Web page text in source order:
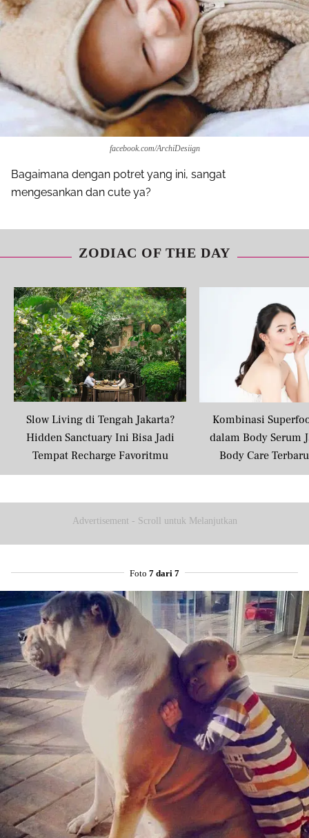
facebook.com/ArchiDesiign
Bagaimana dengan potret yang ini, sangat
mengesankan dan cute ya?
ZODIAC OF THE DAY
Slow Living di Tengah Jakarta?
Hidden Sanctuary Ini Bisa Jadi
Tempat Recharge Favoritmu
Kombinasi
dalam Body Serum
Body Care
Masyarakat
Advertisement - Scroll untuk Melanjutkan
Foto 7 dari 7